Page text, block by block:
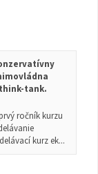
tank.
ročník kurzu
kurz ek...